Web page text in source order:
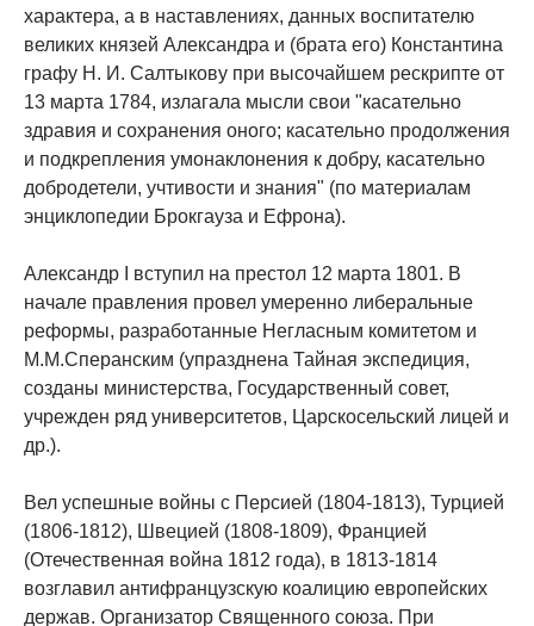
характера, а в наставлениях, данных воспитателю
великих князей Александра и (брата его) Константина
графу Н. И. Салтыкову при высочайшем рескрипте от
13 марта 1784, излагала мысли свои "касательно
здравия и сохранения оного; касательно продолжения
и подкрепления умонаклонения к добру, касательно
добродетели, учтивости и знания" (по материалам
энциклопедии Брокгауза и Ефрона).
Александр I вступил на престол 12 марта 1801. В
начале правления провел умеренно либеральные
реформы, разработанные Негласным комитетом и
М.М.Сперанским (упразднена Тайная экспедиция,
созданы министерства, Государственный совет,
учрежден ряд университетов, Царскосельский лицей и
др.).
Вел успешные войны с Персией (1804-1813), Турцией
(1806-1812), Швецией (1808-1809), Францией
(Отечественная война 1812 года), в 1813-1814
возглавил антифранцузскую коалицию европейских
держав. Организатор Священного союза. При